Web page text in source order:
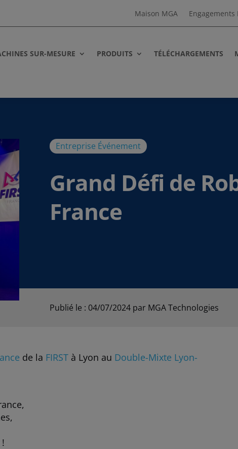
Maison MGA Engagements
SUR-MESURE PRODUITS TÉLÉCHARGEMENTS
Entreprise Événement
Grand Défi de
France
Publié le : 04/07/2024 par MGA Technologies
de la FIRST à Lyon au Double-Mixte Lyon-